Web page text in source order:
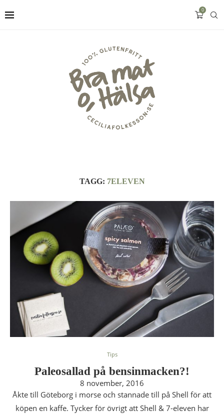
0
TAGG: 7ELEVEN
Tips
Paleosallad på bensinmacken?!
8 november, 2016
Åkte till Göteborg i morse och stannade till på Shell för att
köpen en kaffe. Tycker för övrigt att Shell & 7-eleven har